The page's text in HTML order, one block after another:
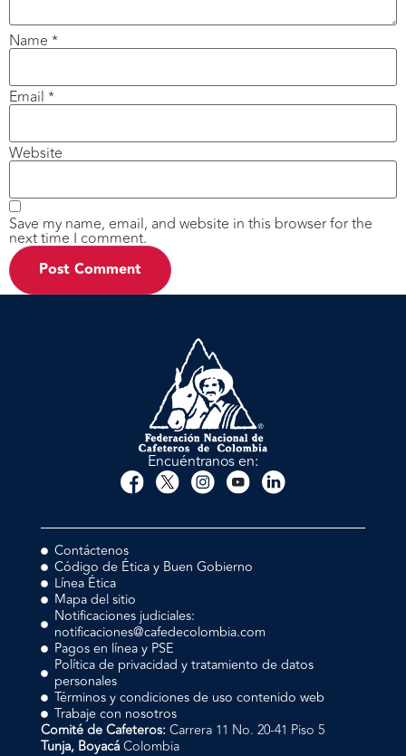
Name *
Email *
Website
Save my name, email, and website in this browser for the
next time I comment.
Encuéntranos en:
Contáctenos
Código de Ética y Buen Gobierno
Línea Ética
Mapa del sitio
Notificaciones judiciales:
notificaciones@cafedecolombia.com
Pagos en línea y PSE
Política de privacidad y tratamiento de datos
personales
Términos y condiciones de uso contenido web
Trabaje con nosotros
Comité de Cafeteros: Carrera 11 No. 20-41 Piso 5
Tunja, BoyacáColombia